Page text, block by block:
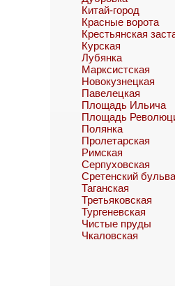
Китай-город
Красные ворота
Крестьянская
Курская
Лубянка
Марксистская
Новокузнецкая
Павелецкая
Площадь Ильича
Площадь
Полянка
Пролетарская
Римская
Серпуховская
Сретенский
Таганская
Третьяковская
Тургеневская
Чистые пруды
Чкаловская